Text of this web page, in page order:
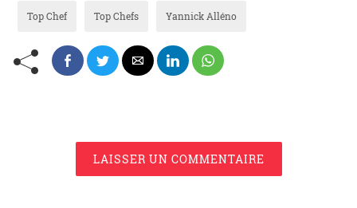
Top Chef Top Chefs Yannick Alléno
LAISSER UN COMMENTAIRE